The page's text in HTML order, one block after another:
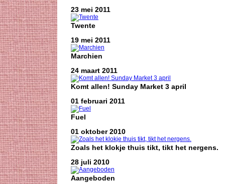
23 mei 2011
Twente
19 mei 2011
Marchien
24 maart 2011
Komt allen! Sunday Market 3 april
01 februari 2011
Fuel
01 oktober 2010
Zoals het klokje thuis tikt, tikt het nergens.
28 juli 2010
Aangeboden